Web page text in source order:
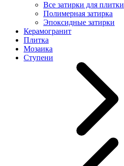
Все затирки для плитки
Полимерная затирка
Эпоксидные затирки
Керамогранит
Плитка
Мозаика
Ступени